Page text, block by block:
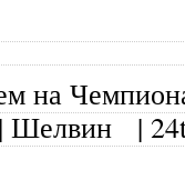
на
Шелвин|